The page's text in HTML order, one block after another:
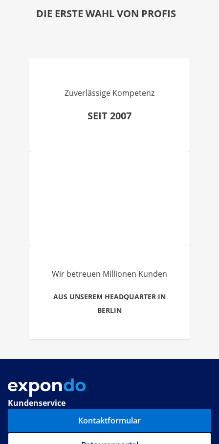
DIE ERSTE WAHL VON PROFIS
Zuverlässige Kompetenz
SEIT 2007
Wir betreuen Millionen Kunden
AUS UNSEREM HEADQUARTER IN
BERLIN
Kundenservice
Kontaktformular